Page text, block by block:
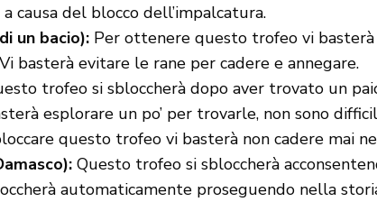
causa del blocco dell’impalcatura.
un bacio): Per ottenere questo trofeo vi
basterà evitare le rane per cadere e annegare.
trofeo si sbloccherà dopo aver trovato un
esplorare un po’ per trovarle, non sono
questo trofeo vi basterà non cadere mai
Questo trofeo si sbloccherà
automaticamente proseguendo nella